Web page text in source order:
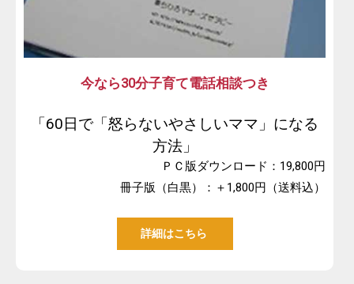
今なら30分子育て電話相談つき
「60日で「怒らないやさしいママ」になる
方法」
ＰＣ版ダウンロード：19,800円
冊子版（白黒）：＋1,800円（送料込）
詳細はこちら